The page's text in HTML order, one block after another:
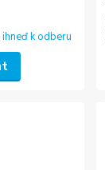
ihneď k odberu